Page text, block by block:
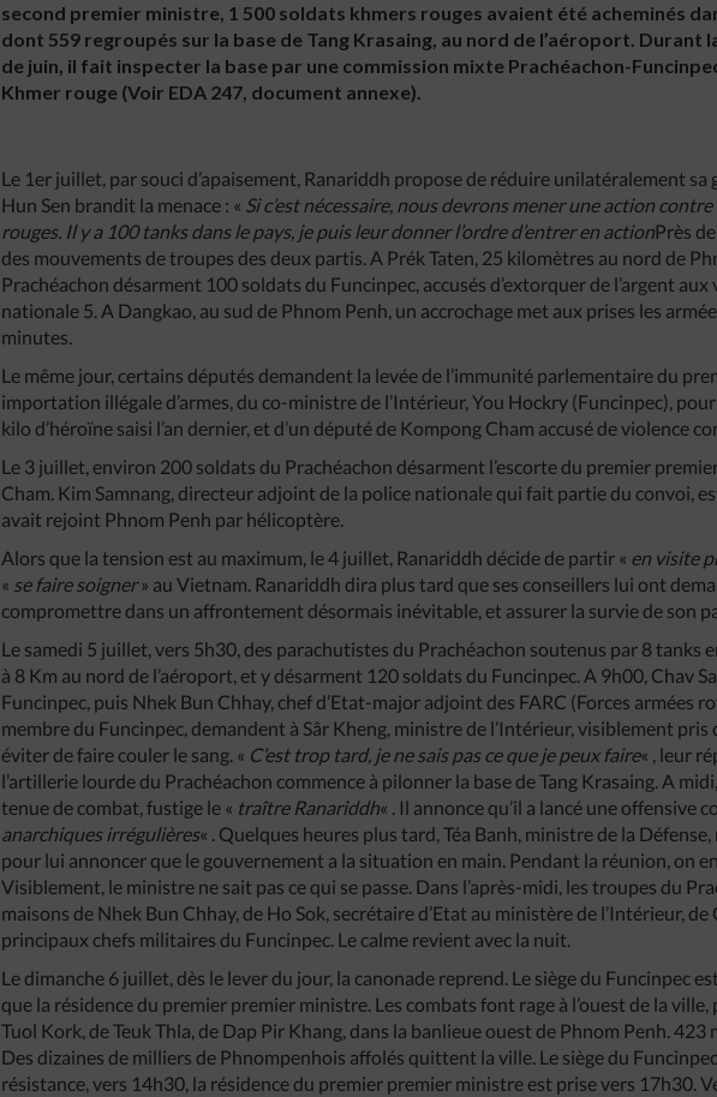
second premier ministre, 1 500 soldats khmers rouges avaient été acheminés
dont 559 regroupés sur la base de Tang Krasaing, au nord de l’aéroport. Durant
de juin, il fait inspecter la base par une commission mixte Prachéachon-
Khmer rouge (Voir EDA 247, document annexe).
Le 1er juillet, par souci d’apaisement, Ranariddh propose de réduire unilatéralement sa
Hun Sen brandit la menace : « Si c’est nécessaire, nous devrons mener une action
rouges. Il y a 100 tanks dans le pays, je puis leur donner l’ordre d’entrer en actionPrès
des mouvements de troupes des deux partis. A Prék Taten, 25 kilomètres au nord de
Prachéachon désarment 100 soldats du Funcinpec, accusés d’extorquer de l’argent
nationale 5. A Dangkao, au sud de Phnom Penh, un accrochage met aux prises les
minutes.
Le même jour, certains députés demandent la levée de l’immunité parlementaire du
importation illégale d’armes, du co-ministre de l’Intérieur, You Hockry (Funcinpec),
kilo d’héroïne saisi l’an dernier, et d’un député de Kompong Cham accusé de violence
Le 3 juillet, environ 200 soldats du Prachéachon désarment l’escorte du premier
Cham. Kim Samnang, directeur adjoint de la police nationale qui fait partie du convoi,
avait rejoint Phnom Penh par hélicoptère.
Alors que la tension est au maximum, le 4 juillet, Ranariddh décide de partir « en visite
« se faire soigner» au Vietnam. Ranariddh dira plus tard que ses conseillers lui ont
compromettre dans un affrontement désormais inévitable, et assurer la survie de son
Le samedi 5 juillet, vers 5h30, des parachutistes du Prachéachon soutenus par 8 tanks
à 8 Km au nord de l’aéroport, et y désarment 120 soldats du Funcinpec. A 9h00, Chav
Funcinpec, puis Nhek Bun Chhay, chef d’Etat-major adjoint des FARC (Forces armées
membre du Funcinpec, demandent à Sâr Kheng, ministre de l’Intérieur, visiblement
éviter de faire couler le sang. « C’est trop tard, je ne sais pas ce que je peux faire« , leur
l’artillerie lourde du Prachéachon commence à pilonner la base de Tang Krasaing. A
tenue de combat, fustige le « traître Ranariddh« . Il annonce qu’il a lancé une offensive
anarchiques irrégulières« . Quelques heures plus tard, Téa Banh, ministre de la
pour lui annoncer que le gouvernement a la situation en main. Pendant la réunion, on
Visiblement, le ministre ne sait pas ce qui se passe. Dans l’après-midi, les troupes du
maisons de Nhek Bun Chhay, de Ho Sok, secrétaire d’Etat au ministère de l’Intérieur, de
principaux chefs militaires du Funcinpec. Le calme revient avec la nuit.
Le dimanche 6 juillet, dès le lever du jour, la canonade reprend. Le siège du Funcinpec
que la résidence du premier premier ministre. Les combats font rage à l’ouest de la
Tuol Kork, de Teuk Thla, de Dap Pir Khang, dans la banlieue ouest de Phnom Penh.
Des dizaines de milliers de Phnompenhois affolés quittent la ville. Le siège du
résistance, vers 14h30, la résidence du premier premier ministre est prise vers 17h30.